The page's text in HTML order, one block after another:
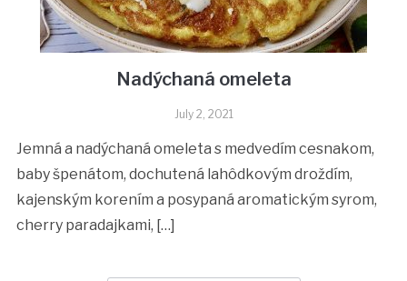
Nadýchaná omeleta
July 2, 2021
Jemná a nadýchaná omeleta s medvedím cesnakom,
baby špenátom, dochutená lahôdkovým droždím,
kajenským korením a posypaná aromatickým syrom,
cherry paradajkami, […]